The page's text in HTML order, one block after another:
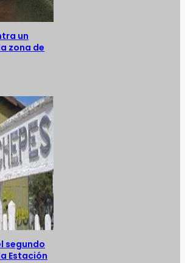
un
zona de
segundo
Estación